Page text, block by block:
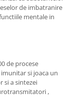
de imbatranire
mentale in
de procese
si joaca un
si a sintezei
,